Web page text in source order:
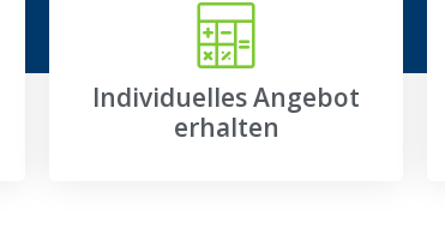
Individuelles Angebot
erhalten